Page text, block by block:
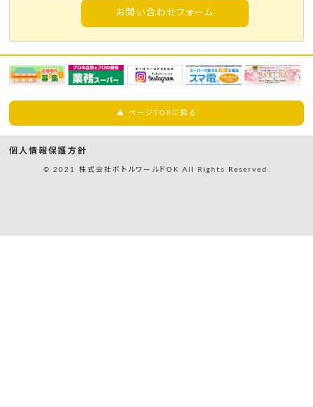
お問い合わせフォーム
▲ ページTOPに戻る
個人情報保護方針
© 2021 株式会社ボトルワールドOK All Rights Reserved.